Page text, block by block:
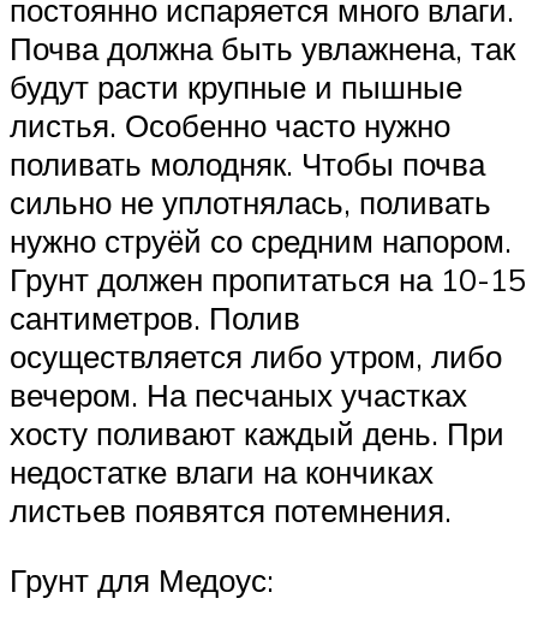
постоянно испаряется много влаги.
Почва должна быть увлажнена, так
будут расти крупные и пышные
листья. Особенно часто нужно
поливать молодняк. Чтобы почва
сильно не уплотнялась, поливать
нужно струёй со средним напором.
Грунт должен пропитаться на 10-15
сантиметров. Полив
осуществляется либо утром, либо
вечером. На песчаных участках
хосту поливают каждый день. При
недостатке влаги на кончиках
листьев появятся потемнения.
Грунт для Медоус: